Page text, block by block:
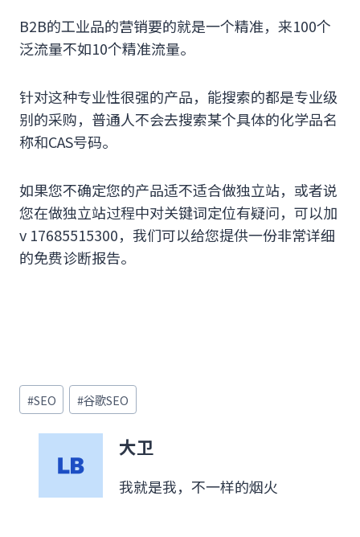
B2B的工业品的营销要的就是一个精准，来100个
泛流量不如10个精准流量。
针对这种专业性很强的产品，能搜索的都是专业级
别的采购，普通人不会去搜索某个具体的化学品名
称和CAS号码。
如果您不确定您的产品适不适合做独立站，或者说
您在做独立站过程中对关键词定位有疑问，可以加
v 17685515300，我们可以给您提供一份非常详细
的免费诊断报告。
文
章
#SEO #谷歌SEO
大卫
我就是我，不一样的烟火